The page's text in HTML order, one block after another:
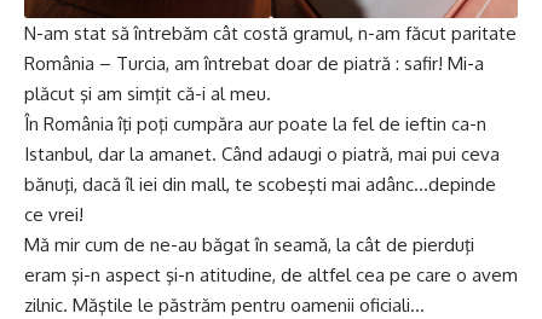
N-am stat să întrebăm cât costă gramul, n-am făcut paritate
România – Turcia, am întrebat doar de piatră : safir! Mi-a
plăcut şi am simţit că-i al meu.
În România îţi poţi cumpăra aur poate la fel de ieftin ca-n
Istanbul, dar la amanet. Când adaugi o piatră, mai pui ceva
bănuţi, dacă îl iei din mall, te scobeşti mai adânc…depinde
ce vrei!
Mă mir cum de ne-au băgat în seamă, la cât de pierduţi
eram şi-n aspect şi-n atitudine, de altfel cea pe care o avem
zilnic. Măştile le păstrăm pentru oamenii oficiali…